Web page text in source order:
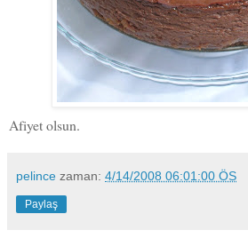
Afiyet olsun.
pelince zaman: 4/14/2008 06:01:00 ÖS
Paylaş